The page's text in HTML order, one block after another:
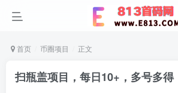
首页 币圈项目 正文
扫瓶盖项目，每日10+，多号多得